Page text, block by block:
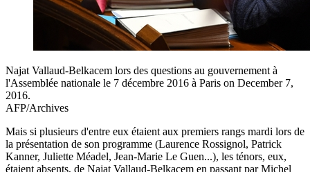
Najat Vallaud-Belkacem lors des questions au gouvernement à
l'Assemblée nationale le 7 décembre 2016 à Paris on December 7,
2016.
AFP/Archives
Mais si plusieurs d'entre eux étaient aux premiers rangs mardi lors de
la présentation de son programme (Laurence Rossignol, Patrick
Kanner, Juliette Méadel, Jean-Marie Le Guen...), les ténors, eux,
étaient absents, de Najat Vallaud-Belkacem en passant par Michel